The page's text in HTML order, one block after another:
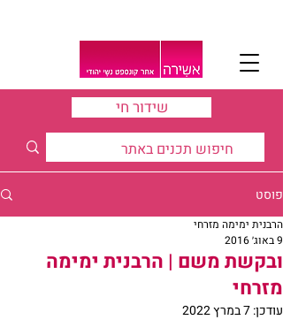
שידור חי
פוסט
ובקשת משם | הרבנית ימימה
מזרחי
הרבנית ימימה מזרחי
9 באוג׳ 2016
עודכן:7 במרץ 2022